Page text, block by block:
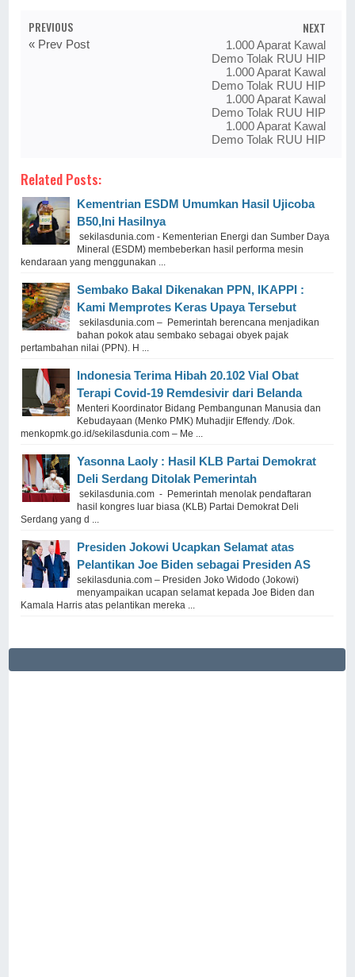
PREVIOUS
« Prev Post
NEXT
1.000 Aparat Kawal
Demo Tolak RUU HIP
1.000 Aparat Kawal
Demo Tolak RUU HIP
1.000 Aparat Kawal
Demo Tolak RUU HIP
1.000 Aparat Kawal
Demo Tolak RUU HIP
Related Posts:
Kementrian ESDM Umumkan Hasil Ujicoba
B50,Ini Hasilnya
sekilasdunia.com - Kementerian Energi dan Sumber Daya
Mineral (ESDM) membeberkan hasil performa mesin
kendaraan yang menggunakan ...
Sembako Bakal Dikenakan PPN, IKAPPI :
Kami Memprotes Keras Upaya Tersebut
sekilasdunia.com – Pemerintah berencana menjadikan
bahan pokok atau sembako sebagai obyek pajak
pertambahan nilai (PPN). H ...
Indonesia Terima Hibah 20.102 Vial Obat
Terapi Covid-19 Remdesivir dari Belanda
Menteri Koordinator Bidang Pembangunan Manusia dan
Kebudayaan (Menko PMK) Muhadjir Effendy. /Dok.
menkopmk.go.id/sekilasdunia.com – Me ...
Yasonna Laoly : Hasil KLB Partai Demokrat
Deli Serdang Ditolak Pemerintah
sekilasdunia.com - Pemerintah menolak pendaftaran
hasil kongres luar biasa (KLB) Partai Demokrat Deli
Serdang yang d ...
Presiden Jokowi Ucapkan Selamat atas
Pelantikan Joe Biden sebagai Presiden AS
sekilasdunia.com – Presiden Joko Widodo (Jokowi)
menyampaikan ucapan selamat kepada Joe Biden dan
Kamala Harris atas pelantikan mereka ...